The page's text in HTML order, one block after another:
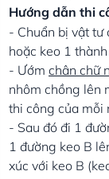
Hướng dẫn thi
- Chuẩn bị vật tư
hoặc keo 1
- Ướm chân chữ
nhôm chồng lên
thi công của mỗi
- Sau đó đi 1
1 đường keo B
xúc với keo B